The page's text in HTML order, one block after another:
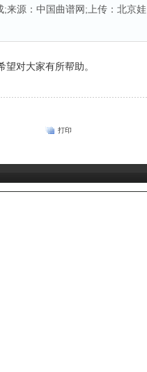
来源：中国曲谱网;上传：北京娃
对大家有所帮助。
打印